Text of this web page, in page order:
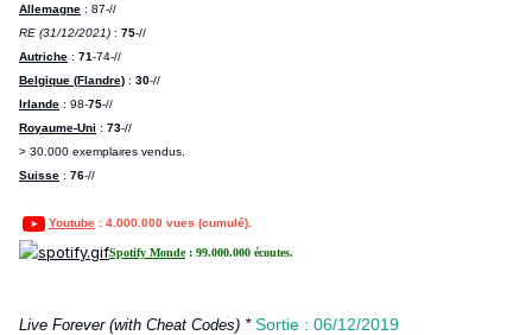
Allemagne : 87-//
RE (31/12/2021) : 75-//
Autriche : 71-74-//
Belgique (Flandre) : 30-//
Irlande : 98-75-//
Royaume-Uni : 73-//
> 30.000 exemplaires vendus.
Suisse : 76-//
Youtube : 4.000.000 vues (cumulé).
Spotify Monde: 99.000.000 écoutes.
Live Forever (with Cheat Codes) * Sortie : 06/12/2019